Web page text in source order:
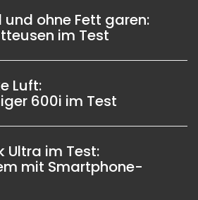
und ohne Fett garen:
im Test
Luft:
600i im Test
Ultra im Test:
mit Smartphone-